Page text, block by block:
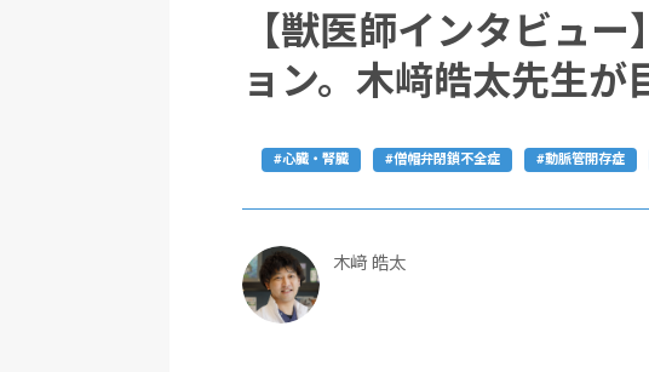
【獣医師インタビュ
ョン。木﨑皓太先生
#心臓・腎臓 #僧帽弁閉鎖不全症 #動脈管開存症
木﨑 皓太